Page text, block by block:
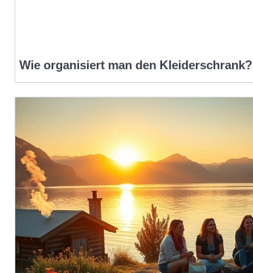
Wie organisiert man den Kleiderschrank?